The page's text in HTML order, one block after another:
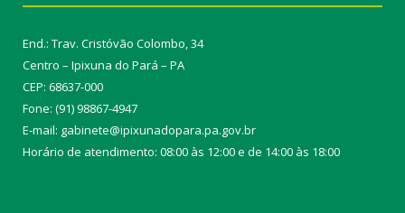
End.: Trav. Cristóvão Colombo, 34
Centro – Ipixuna do Pará – PA
CEP: 68637-000
Fone: (91) 98867-4947
E-mail: gabinete@ipixunadopara.pa.gov.br
Horário de atendimento: 08:00 às 12:00 e de 14:00 às 18:00